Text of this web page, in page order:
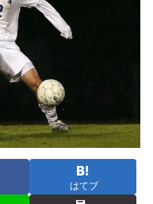
はてブ